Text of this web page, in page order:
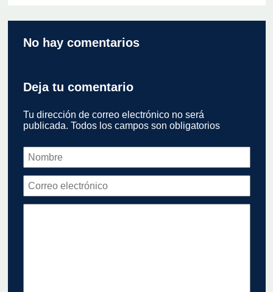
No hay comentarios
Deja tu comentario
Tu dirección de correo electrónico no será
publicada. Todos los campos son obligatorios